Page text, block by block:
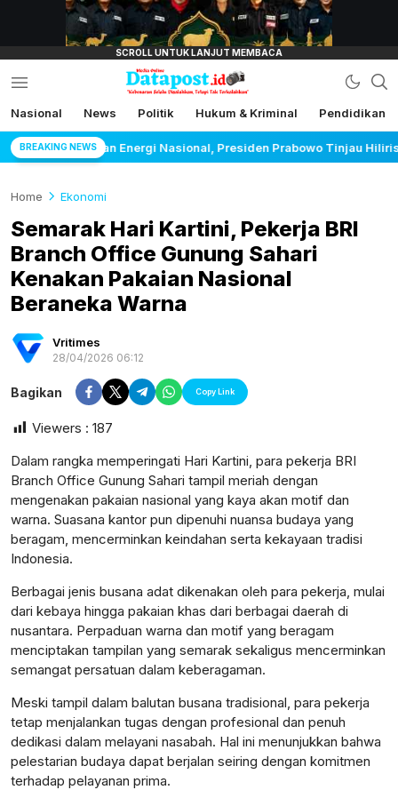
lensamata.id
postsumatera.id
Datapost.id
Kebenaran Selalu Disalahkan, Tetapi Tak
Terkalahkan
Nasional News Politik Hukum & Kriminal Pendidikan
BREAKING NEWS
Prabowo Tinjau Hilirisasi Bioetanol PTPN I (Persero),
Home Ekonomi
Semarak Hari Kartini, Pekerja BRI
Branch Office Gunung Sahari
Kenakan Pakaian Nasional
Beraneka Warna
Vritimes
28/04/2026 06:12
Bagikan Copy Link
Viewers : 187
Dalam rangka memperingati Hari Kartini, para pekerja BRI
Branch Office Gunung Sahari tampil meriah dengan
mengenakan pakaian nasional yang kaya akan motif dan
warna. Suasana kantor pun dipenuhi nuansa budaya yang
beragam, mencerminkan keindahan serta kekayaan tradisi
Indonesia.
Berbagai jenis busana adat dikenakan oleh para pekerja, mulai
dari kebaya hingga pakaian khas dari berbagai daerah di
nusantara. Perpaduan warna dan motif yang beragam
menciptakan tampilan yang semarak sekaligus mencerminkan
semangat persatuan dalam keberagaman.
Meski tampil dalam balutan busana tradisional, para pekerja
tetap menjalankan tugas dengan profesional dan penuh
dedikasi dalam melayani nasabah. Hal ini menunjukkan bahwa
pelestarian budaya dapat berjalan seiring dengan komitmen
terhadap pelayanan prima.